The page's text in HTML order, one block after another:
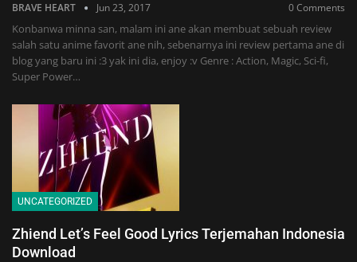
BRAVE HEART Jun 23, 2017 0 Comments
Konbanwa minna san, malam ini ane akan membuat sebuah review
salah satu anime favorit ane nih, sebenarnya ini review pertama ane di
blog yang baru ini :3 yak ini dia, enjoy :v Genre : Action, Magic, Sci-fi,
Super Power…
UNCATEGORIZED
Zhiend Let’s Feel Good Lyrics Terjemahan Indonesia
Download